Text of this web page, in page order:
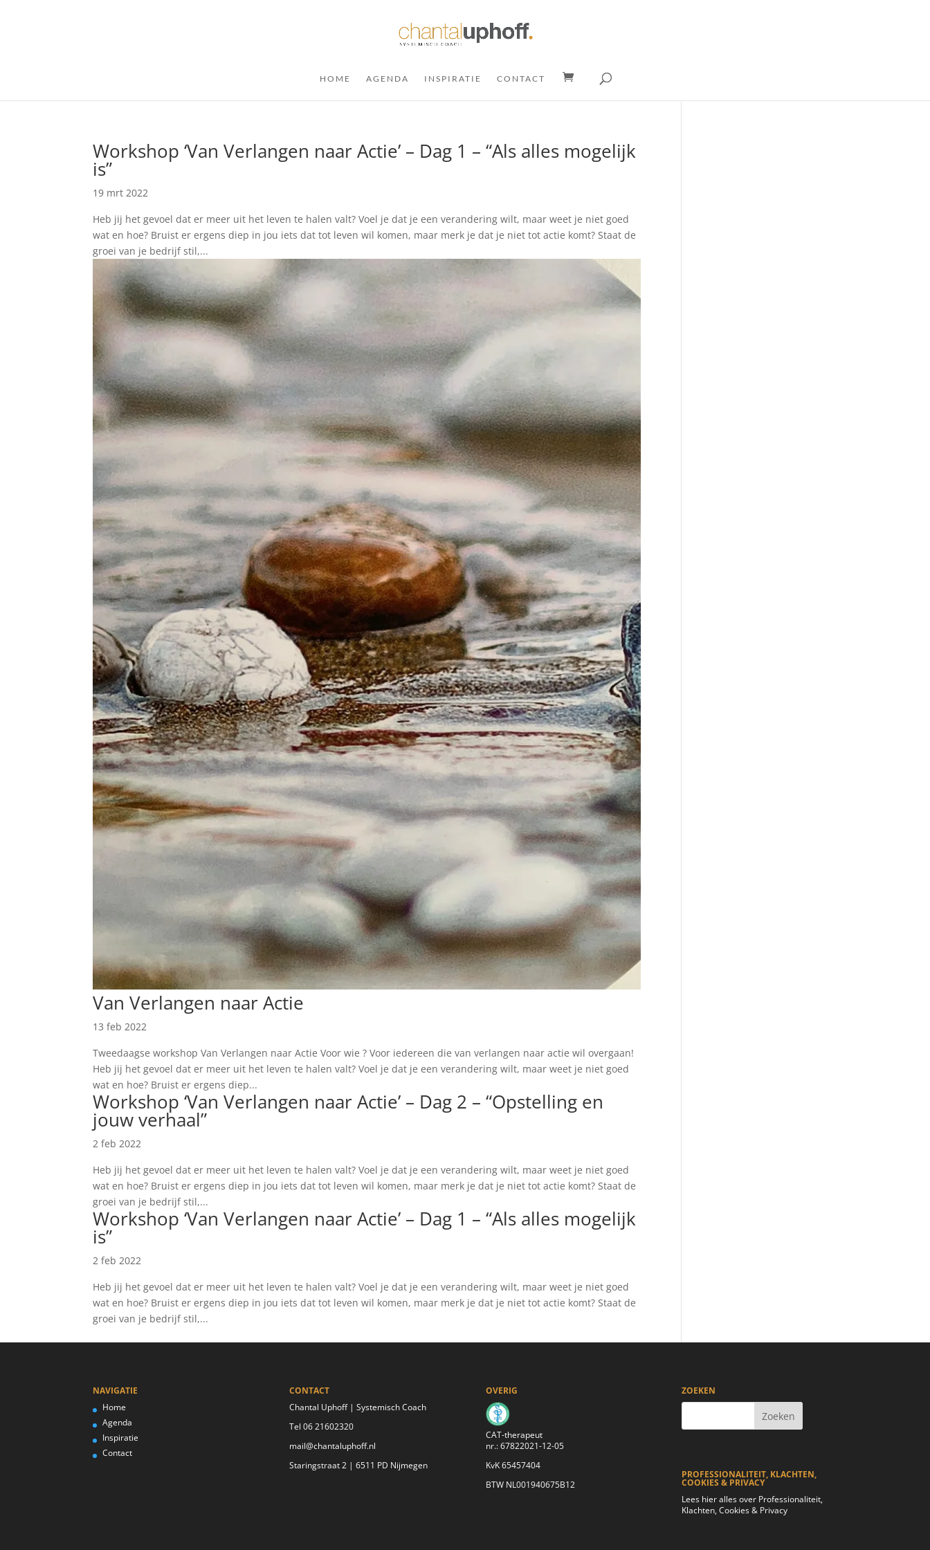
HOME AGENDA INSPIRATIE CONTACT
Workshop ‘Van Verlangen naar Actie’ – Dag 1 – “Als alles mogelijk
is”
19 mrt 2022
Heb jij het gevoel dat er meer uit het leven te halen valt? Voel je dat je een verandering wilt, maar weet je niet goed
wat en hoe? Bruist er ergens diep in jou iets dat tot leven wil komen, maar merk je dat je niet tot actie komt? Staat de
groei van je bedrijf stil,...
Van Verlangen naar Actie
13 feb 2022
Tweedaagse workshop Van Verlangen naar Actie Voor wie ? Voor iedereen die van verlangen naar actie wil overgaan!
Heb jij het gevoel dat er meer uit het leven te halen valt? Voel je dat je een verandering wilt, maar weet je niet goed
wat en hoe? Bruist er ergens diep...
Workshop ‘Van Verlangen naar Actie’ – Dag 2 – “Opstelling en
jouw verhaal”
2 feb 2022
Heb jij het gevoel dat er meer uit het leven te halen valt? Voel je dat je een verandering wilt, maar weet je niet goed
wat en hoe? Bruist er ergens diep in jou iets dat tot leven wil komen, maar merk je dat je niet tot actie komt? Staat de
groei van je bedrijf stil,...
Workshop ‘Van Verlangen naar Actie’ – Dag 1 – “Als alles mogelijk
is”
2 feb 2022
Heb jij het gevoel dat er meer uit het leven te halen valt? Voel je dat je een verandering wilt, maar weet je niet goed
wat en hoe? Bruist er ergens diep in jou iets dat tot leven wil komen, maar merk je dat je niet tot actie komt? Staat de
groei van je bedrijf stil,...
NAVIGATIE
Home
Agenda
Inspiratie
Contact
CONTACT
Chantal Uphoff | Systemisch Coach
Tel 06 21602320
mail@chantaluphoff.nl
Staringstraat 2 | 6511 PD Nijmegen
OVERIG
CAT-therapeut
nr.: 67822021-12-05
KvK 65457404
BTW NL001940675B12
ZOEKEN
PROFESSIONALITEIT, KLACHTEN,
COOKIES & PRIVACY
Lees hier alles over Professionaliteit,
Klachten, Cookies & Privacy